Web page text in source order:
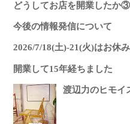
どうしてお店を開業したか③
今後の情報発信について
2026/7/18(土)-21(火)はお休
開業して15年経ちました
渡辺力のヒモイ